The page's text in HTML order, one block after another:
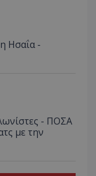
Ησαΐα -
- ΠΟΣΑ
με την